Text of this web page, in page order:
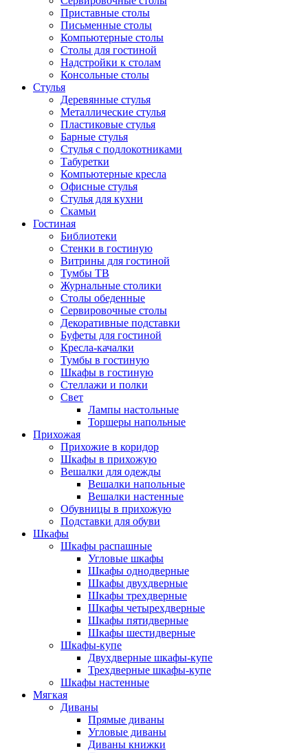
Приставные столы
Письменные столы
Компьютерные столы
Столы для гостиной
Надстройки к столам
Консольные столы
Стулья
Деревянные стулья
Металлические стулья
Пластиковые стулья
Барные стулья
Стулья с подлокотниками
Табуретки
Компьютерные кресла
Офисные стулья
Стулья для кухни
Скамьи
Гостиная
Библиотеки
Стенки в гостиную
Витрины для гостиной
Тумбы ТВ
Журнальные столики
Столы обеденные
Сервировочные столы
Декоративные подставки
Буфеты для гостиной
Кресла-качалки
Тумбы в гостиную
Шкафы в гостиную
Стеллажи и полки
Свет
Лампы настольные
Торшеры напольные
Прихожая
Прихожие в коридор
Шкафы в прихожую
Вешалки для одежды
Вешалки напольные
Вешалки настенные
Обувницы в прихожую
Подставки для обуви
Шкафы
Шкафы распашные
Угловые шкафы
Шкафы однодверные
Шкафы двухдверные
Шкафы трехдверные
Шкафы четырехдверные
Шкафы пятидверные
Шкафы шестидверные
Шкафы-купе
Двухдверные шкафы-купе
Трехдверные шкафы-купе
Шкафы настенные
Мягкая
Диваны
Прямые диваны
Угловые диваны
Диваны книжки